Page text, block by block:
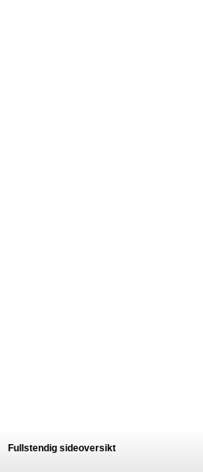
Fullstendig sideoversikt